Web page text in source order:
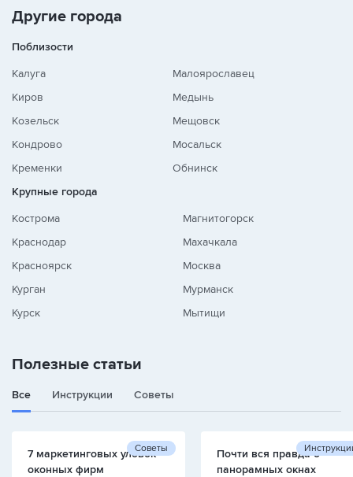
Другие города
Поблизости
Калуга
Киров
Козельск
Кондрово
Кременки
Малоярославец
Медынь
Мещовск
Мосальск
Обнинск
Крупные города
Кострома
Краснодар
Красноярск
Курган
Курск
Магнитогорск
Махачкала
Москва
Мурманск
Мытищи
Полезные статьи
Все Инструкции Советы
Советы
7 маркетинговых уловок
оконных фирм
Почти вся правда о
панорамных окнах